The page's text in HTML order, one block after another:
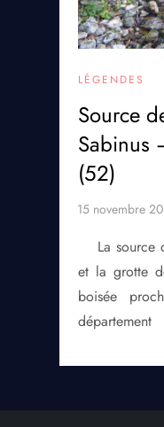
LÉGENDES
Source
Sabinus
(52)
La
et la grotte
boisée
département